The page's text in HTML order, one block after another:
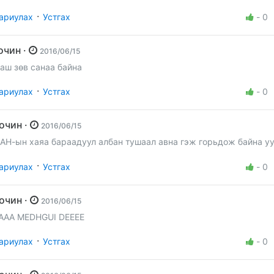
· Устгах - 0
зочин · 2016/06/15
зөв санаа байна
· Устгах - 0
Зочин · 2016/06/15
ын хаяа бараадуул албан тушаал авна гэж горьдож байна
· Устгах - 0
Зочин · 2016/06/15
MEDHGUI DEEEE
· Устгах - 0